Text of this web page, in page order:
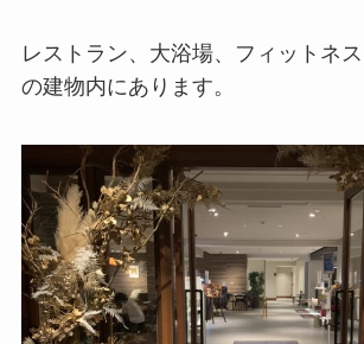
レストラン、大浴場、フィットネ
の建物内にあります。